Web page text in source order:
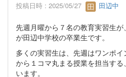
投稿日時 : 2025/05/27 田辺中
先週月曜から７名の教育実習生
が田辺中学校の卒業生です。
多くの実習生は、先週はワンポ
から１コマ丸まる授業を担当す
います。